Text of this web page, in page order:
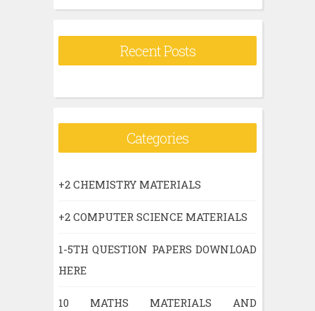
Recent Posts
Categories
+2 CHEMISTRY MATERIALS
+2 COMPUTER SCIENCE MATERIALS
1-5TH QUESTION PAPERS DOWNLOAD
HERE
10 MATHS MATERIALS AND